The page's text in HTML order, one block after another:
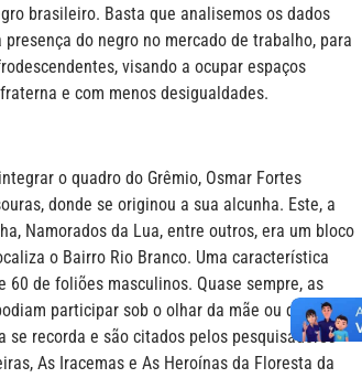
brasileiro. Basta que analisemos os dados
do negro no mercado de trabalho, para
visando a ocupar espaços
e com menos desigualdades.
o quadro do Grêmio, Osmar Fortes
donde se originou a sua alcunha. Este, a
Namorados da Lua, entre outros, era um bloco
o Bairro Rio Branco. Uma característica
de foliões masculinos. Quase sempre, as
participar sob o olhar da mãe ou da irmã
se recorda e são citados pelos pesquisadores
As Iracemas e As Heroínas da Floresta da